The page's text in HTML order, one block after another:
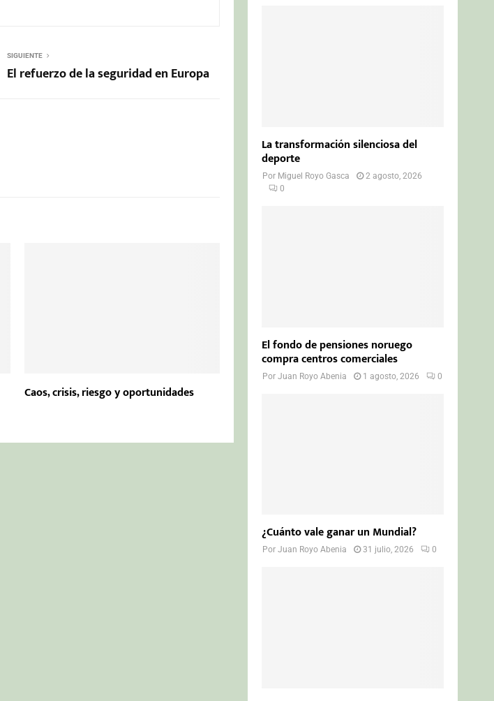
SIGUIENTE
El refuerzo de la seguridad en Europa
Caos, crisis, riesgo y oportunidades
La transformación silenciosa del
deporte
Por Miguel Royo Gasca
2 agosto, 2026
0
El fondo de pensiones noruego
compra centros comerciales
PorJuan Royo Abenia 1 agosto, 2026 0
¿Cuánto vale ganar un Mundial?
PorJuan Royo Abenia 31 julio, 2026 0